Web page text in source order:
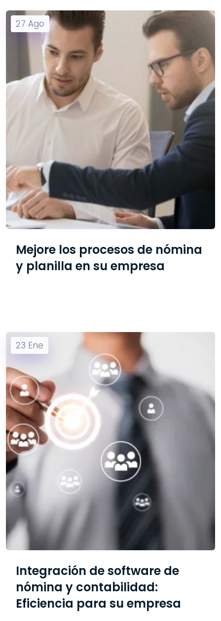
27 Ago
Mejore los procesos de nómina
y planilla en su empresa
23 Ene
Integración de software de
nómina y contabilidad:
Eficiencia para su empresa